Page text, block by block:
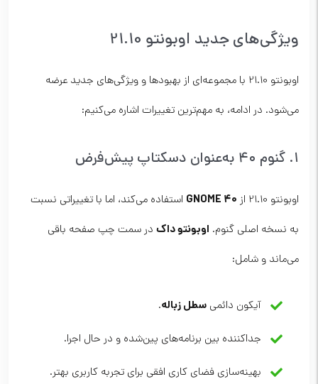
ویژگی‌های جدید اوبونتو 21.10
اوبونتو 21.10 با مجموعه‌ای از بهبودها و ویژگی‌های جدید عرضه
می‌شود. در ادامه، به مهم‌ترین تغییرات اشاره می‌کنیم:
۱. گنوم ۴۰ به‌عنوان دسکتاپ پیش‌فرض
اوبونتو 21.10 از GNOME 40 استفاده می‌کند، اما با تغییراتی نسبت
به نسخه اصلی گنوم. اوبونتو داک در سمت چپ صفحه باقی
می‌ماند و شامل:
آیکون دائمی سطل زباله.
جداکننده بین برنامه‌های پین‌شده و در حال اجرا.
بهینه‌سازی فضای کاری افقی برای تجربه کاربری بهتر.